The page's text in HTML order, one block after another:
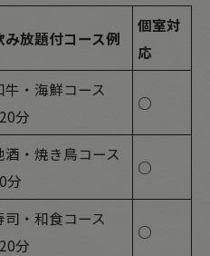
み放題付コース例
個室対
応
牛・海鮮コース
分
○
酒・焼き鳥コース
分
○
司・和食コース
分
○